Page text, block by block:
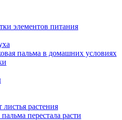
элементов питания
пальма в домашних условиях
растения
перестала расти